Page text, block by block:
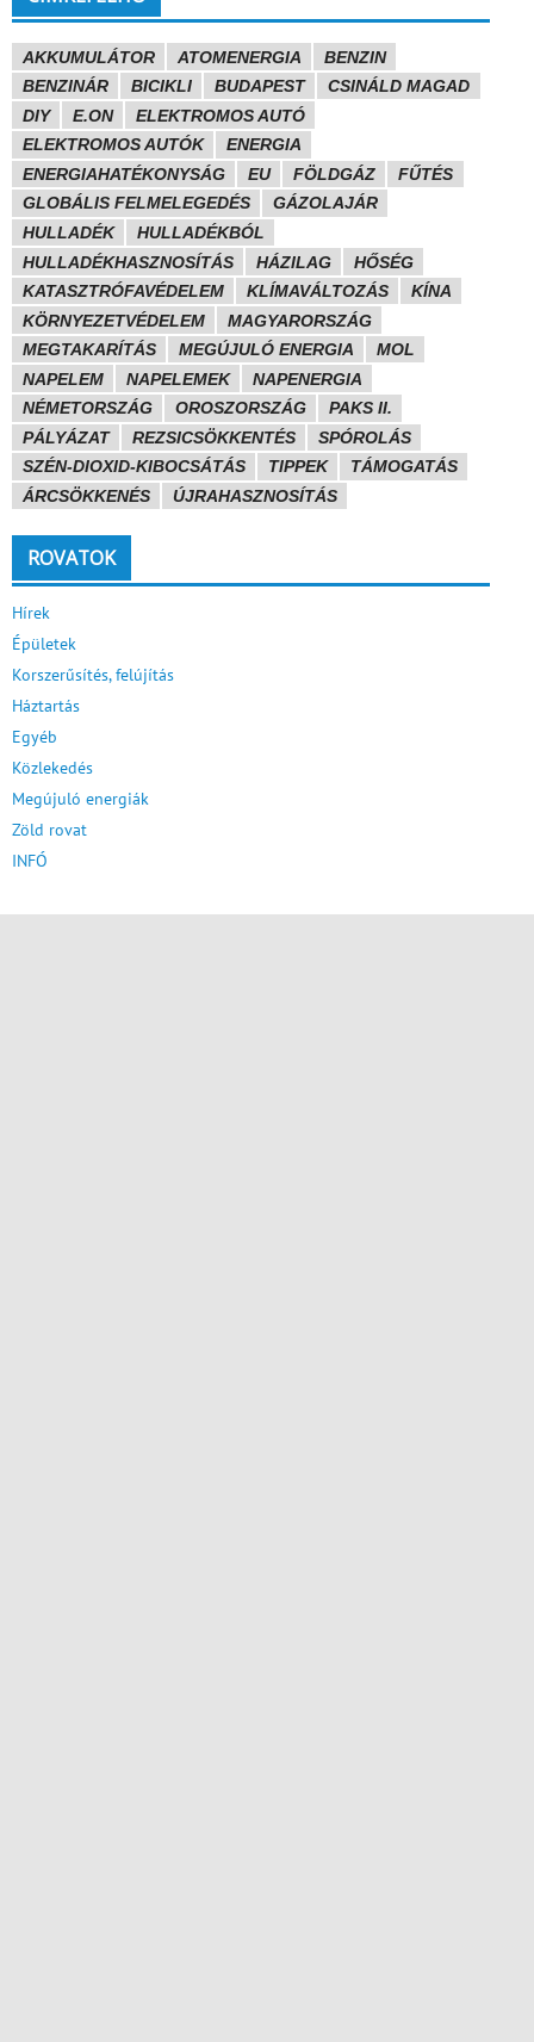
AKKUMULÁTOR ATOMENERGIA
BENZIN
BENZINÁR
BICIKLI BUDAPEST
CSINÁLD MAGAD
DIY
E.ON
ELEKTROMOS AUTÓ
ELEKTROMOS AUTÓK
ENERGIA
ENERGIAHATÉKONYSÁG
EU FÖLDGÁZ
FŰTÉS
GLOBÁLIS FELMELEGEDÉS
GÁZOLAJÁR
HULLADÉK
HULLADÉKBÓL
HULLADÉKHASZNOSÍTÁS
HÁZILAG
HŐSÉG
KATASZTRÓFAVÉDELEM
KLÍMAVÁLTOZÁS
KÍNA
KÖRNYEZETVÉDELEM
MAGYARORSZÁG
MEGTAKARÍTÁS
MEGÚJULÓ ENERGIA
MOL
NAPELEM
NAPELEMEK
NAPENERGIA
NÉMETORSZÁG
OROSZORSZÁG
PAKS II.
PÁLYÁZAT
REZSICSÖKKENTÉS
SPÓROLÁS
SZÉN-DIOXID-KIBOCSÁTÁS
TIPPEK
TÁMOGATÁS
ÁRCSÖKKENÉS
ÚJRAHASZNOSÍTÁS
ROVATOK
Hírek
Épületek
Korszerűsítés, felújítás
Háztartás
Egyéb
Közlekedés
Megújuló energiák
Zöld rovat
INFÓ